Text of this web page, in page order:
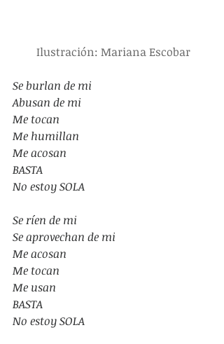
Ilustración: Mariana Escobar
Se burlan de mi
Abusan de mi
Me tocan
Me humillan
Me acosan
BASTA
No estoy SOLA
Se ríen de mi
Se aprovechan de mi
Me acosan
Me tocan
Me usan
BASTA
No estoy SOLA